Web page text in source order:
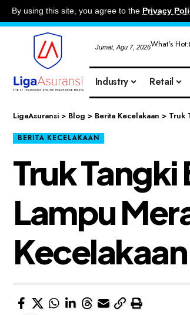
By using this site, you agree to the Privacy
Jumat, Agu 7, 2026What's Hot:
Industry Retail
LigaAsuransi > Blog > Berita Kecelakaan > Truk
BERITA KECELAKAAN
Truk
Lampu